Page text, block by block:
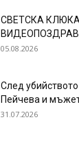
СВЕТСКА
05.08.2026
След
Пейчева и
31.07.2026